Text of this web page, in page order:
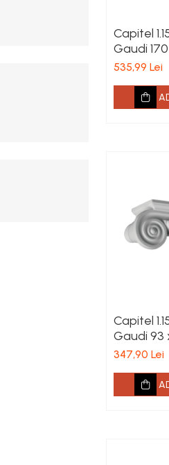
Capitel
Gaudi
mm
535,99 Lei
Capitel
Gaudi 93
347,90 Lei